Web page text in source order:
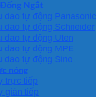
Ngắt
dao tự động Panasonic
dao tự động Schneider
dao tự động Uten
dao tự động MPE
dao tự động Sino
nóng
trực tiếp
gián tiếp